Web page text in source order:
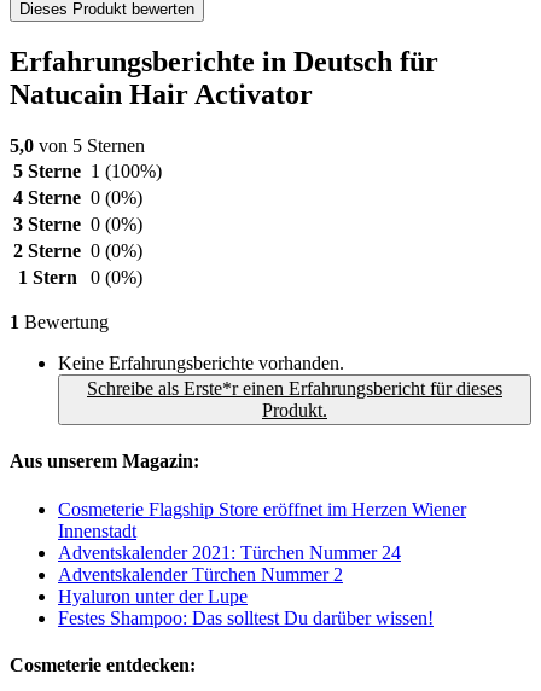
Dieses Produkt bewerten
Erfahrungsberichte in Deutsch für
Natucain Hair Activator
5,0 von 5 Sternen
5 Sterne 1 (100%)
4 Sterne 0 (0%)
3 Sterne 0 (0%)
2 Sterne 0 (0%)
1 Stern
0 (0%)
1 Bewertung
Keine Erfahrungsberichte vorhanden.
Schreibe als Erste*r einen Erfahrungsbericht für dieses
Produkt.
Aus unserem Magazin:
Cosmeterie Flagship Store eröffnet im Herzen Wiener
Innenstadt
Adventskalender 2021: Türchen Nummer 24
Adventskalender Türchen Nummer 2
Hyaluron unter der Lupe
Festes Shampoo: Das solltest Du darüber wissen!
Cosmeterie entdecken: